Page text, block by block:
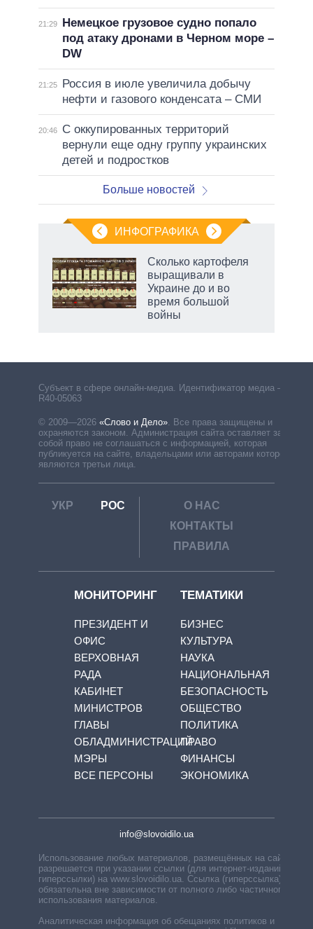
21:29
Немецкое грузовое судно попало
под атаку дронами в Черном море –
DW
21:25
Россия в июле увеличила добычу
нефти и газового конденсата – СМИ
20:46
С оккупированных территорий
вернули еще одну группу украинских
детей и подростков
Больше новостей
ИНФОГРАФИКА
Сколько картофеля
выращивали в
Украине до и во
время большой
войны
Субъект в сфере онлайн-медиа. Идентификатор медиа –
R40-05063
© 2009—2026 «Слово и Дело»
Все права защищены и
охраняются законом. Администрация сайта оставляет за
собой право не соглашаться с информацией, которая
публикуется на сайте, владельцами или авторами которой
являются третьи лица.
УКР РОС
О НАС
КОНТАКТЫ
ПРАВИЛА
МОНИТОРИНГ
ПРЕЗИДЕНТ И
ОФИС
ВЕРХОВНАЯ
РАДА
КАБИНЕТ
МИНИСТРОВ
ГЛАВЫ
ОБЛАДМИНИСТРАЦИЙ
МЭРЫ
ВСЕ ПЕРСОНЫ
ТЕМАТИКИ
БИЗНЕС
КУЛЬТУРА
НАУКА
НАЦИОНАЛЬНАЯ
БЕЗОПАСНОСТЬ
ОБЩЕСТВО
ПОЛИТИКА
ПРАВО
ФИНАНСЫ
ЭКОНОМИКА
info@slovoidilo.ua
Использование любых материалов, размещённых на сайте,
разрешается при указании ссылки (для интернет-изданий —
гиперссылки) на www.slovoidilo.ua. Ссылка (гиперссылка)
обязательна вне зависимости от полного либо частичного
использования материалов.
Аналитическая информация об обещаниях политиков и